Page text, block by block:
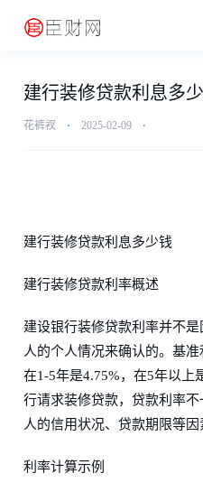
建行装修贷款利息多
花裤衩 ⋅ 2025-02-09 ⋅
建行装修贷款利息多少钱
建行装修贷款利率概述
建设银行装修贷款利率并不
人的个人情况来确认的。基准
在1-5年是4.75%，在5年以上
行请求装修贷款，贷款利率
人的信用状况、贷款期限等因
利率计算示例